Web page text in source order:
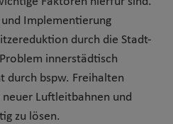
Implementierung
durch die Stadt-
innerstädtisch
durch bspw. Freihalten
Luftleitbahnen und
zu lösen.